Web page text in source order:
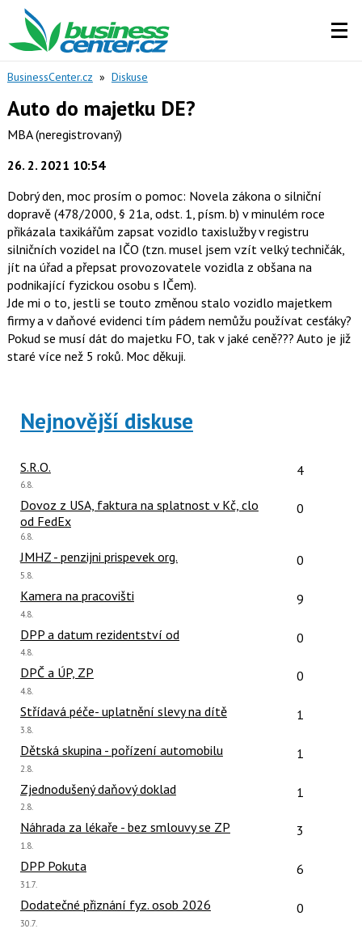
BusinessCenter.cz » Diskuse
Auto do majetku DE?
MBA(neregistrovaný)
26. 2. 2021 10:54
Dobrý den, moc prosím o pomoc: Novela zákona o silniční
dopravě (478/2000, § 21a, odst. 1, písm. b) v minulém roce
přikázala taxikářům zapsat vozidlo taxislužby v registru
silničních vozidel na IČO (tzn. musel jsem vzít velký techničák,
jít na úřad a přepsat provozovatele vozidla z obšana na
podnikající fyzickou osobu s IČem).
Jde mi o to, jestli se touto změnou stalo vozidlo majetkem
firmy a v daňové evidenci tím pádem nemůžu používat cesťáky?
Pokud se musí dát do majetku FO, tak v jaké ceně??? Auto je již
staré více než 5 roků. Moc děkuji.
Nejnovější diskuse
S.R.O. Počet
4
Poslední
6.8.
Dovoz z USA, faktura na splatnost v Kč, clo
od FedEx
Počet
0
Poslední
6.8.
JMHZ - penzijni prispevek org. Počet
0
Poslední
5.8.
Kamera na pracovišti Počet
9
Poslední
4.8.
DPP a datum rezidentství od Počet
0
Poslední
4.8.
DPČ a ÚP, ZP Počet
0
Poslední
4.8.
Střídavá péče- uplatnění slevy na dítě Počet
1
Poslední
3.8.
Dětská skupina - pořízení automobilu Počet
1
Poslední
2.8.
Zjednodušený daňový doklad Počet
1
Poslední
2.8.
Náhrada za lékaře - bez smlouvy se ZP Počet
3
Poslední
1.8.
DPP Pokuta Počet
6
Poslední
31.7.
Dodatečné přiznání fyz. osob 2026 Počet
0
Poslední
30.7.